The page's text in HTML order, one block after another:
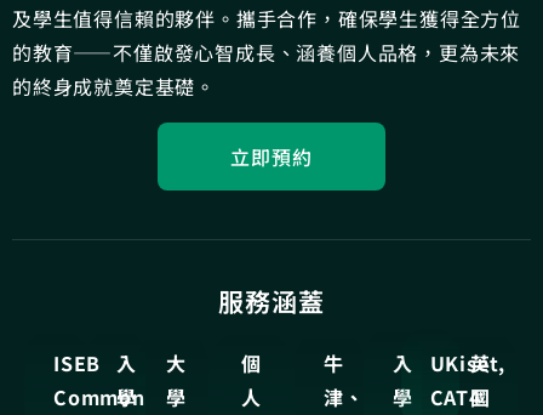
及學生值得信賴的夥伴。攜手合作，確保學生獲得全方位
的教育——不僅啟發心智成長、涵養個人品格，更為未來
的終身成就奠定基礎。
立即預約
服務涵蓋
ISEB
Common
入
學
大
學
個
人
牛
津、
入
學
UKiset,
CAT4
英
國